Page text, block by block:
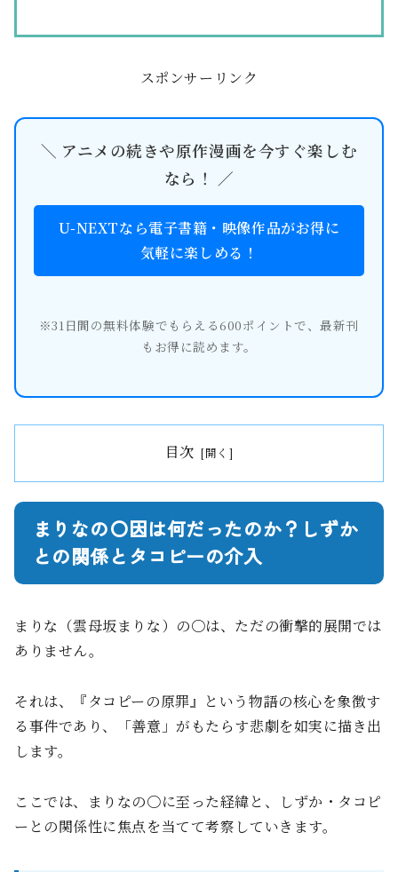
スポンサーリンク
＼ アニメの続きや原作漫画を今すぐ楽しむ
なら！ ／
U-NEXTなら電子書籍・映像作品がお得に
気軽に楽しめる！
※31日間の無料体験でもらえる600ポイントで、最新刊
もお得に読めます。
目次
まりなの〇因は何だったのか？しずか
との関係とタコピーの介入
まりな（雲母坂まりな）の〇は、ただの衝撃的展開では
ありません。
それは、『タコピーの原罪』という物語の核心を象徴す
る事件であり、「善意」がもたらす悲劇を如実に描き出
します。
ここでは、まりなの〇に至った経緯と、しずか・タコピ
ーとの関係性に焦点を当てて考察していきます。